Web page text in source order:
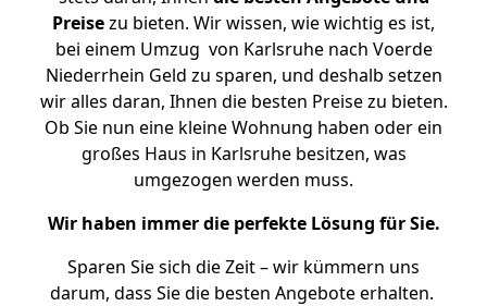
Preisezu bieten. Wir wissen, wie wichtig es ist,
bei einem Umzug von Karlsruhe nach Voerde
Niederrhein Geld zu sparen, und deshalb setzen
wir alles daran, Ihnen die besten Preise zu bieten.
Ob Sie nun eine kleine Wohnung haben oder ein
großes Haus in Karlsruhe besitzen, was
umgezogen werden muss.
Wir haben immer die perfekte Lösung für Sie.
Sparen Sie sich die Zeit – wir kümmern uns
darum, dass Sie die besten Angebote erhalten.